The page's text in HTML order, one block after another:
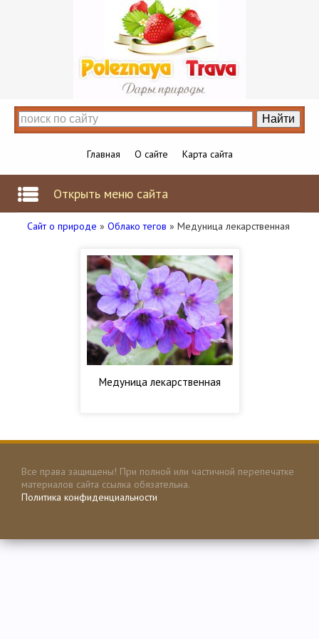
Главная О сайте Карта сайта
Открыть меню сайта
Сайт о природе » Облако тегов » Медуница лекарственная
Медуница лекарственная
Все права защищены! При полной или частичной перепечатке
материалов сайта ссылка обязательна.
Политика конфиденциальности